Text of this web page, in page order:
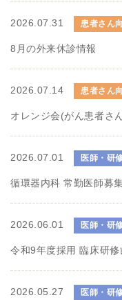
2026.07.31 患者さん
8月の外来休診情報
2026.07.14 患者さん
オレンジ会(がん患者さ
2026.07.01 医師・研
循環器内科 常勤医師募
2026.06.01 医師・研
令和9年度採用 臨床研
2026.05.27 医師・研